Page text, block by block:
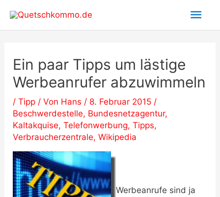
Inhalt
Ein paar Tipps um lästige
Werbeanrufer abzuwimmeln
/Tipp / Von Hans / 8. Februar 2015 /
Beschwerdestelle, Bundesnetzagentur,
Kaltakquise,Telefonwerbung,Tipps,
Verbraucherzentrale,Wikipedia
Werbeanrufe sind ja